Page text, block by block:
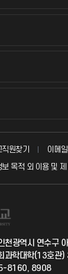
직원찾기
이메
보 목적 외 이용 및
광역시 연수구
과학대학(13호관
8160, 8908